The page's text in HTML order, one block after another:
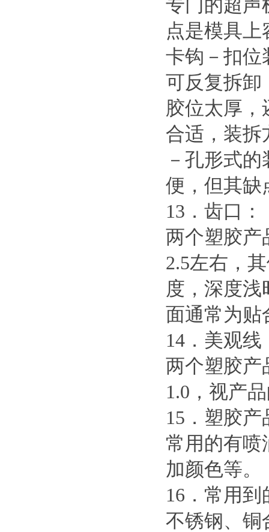
专门的超声
点是模具
卡钩－扣位
可反复拆卸
胶位太厚
合适，装拆
－孔形式
便，但其
13．齿口：
两个塑胶产
2.5左右，
度，深度
面通常为
14．美观线
两个塑胶产
1.0，视产
15．塑胶
常用的有喷
加颜色等。
16．常用
不锈钢、铜